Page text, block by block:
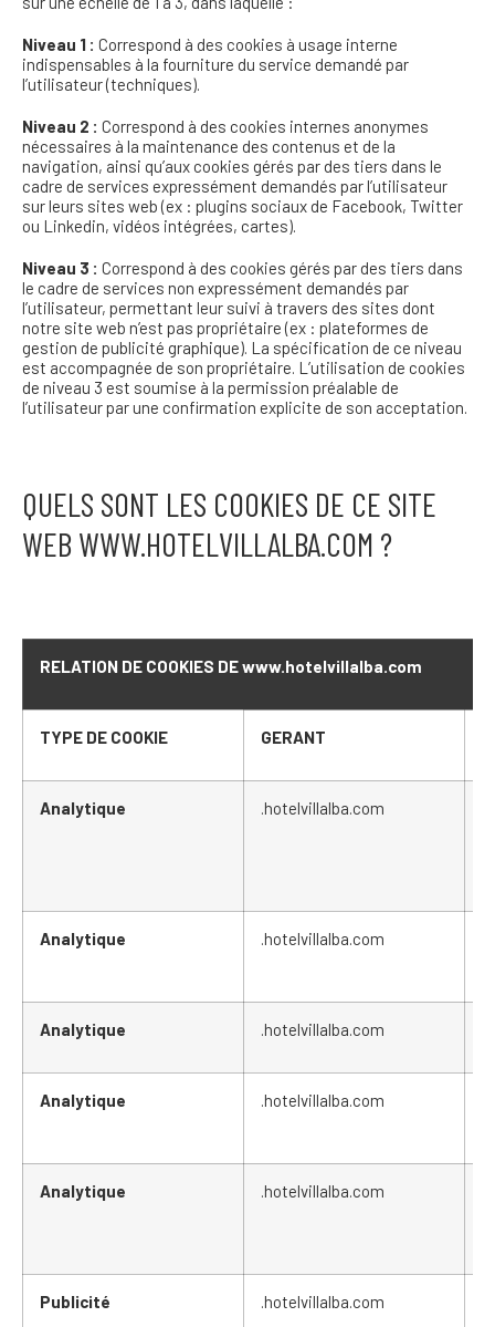
Niveau 1 : Correspond à des cookies à usage interne
indispensables à la fourniture du service demandé par
l’utilisateur (techniques).
Niveau 2 : Correspond à des cookies internes anonymes
nécessaires à la maintenance des contenus et de la
navigation, ainsi qu’aux cookies gérés par des tiers dans le
cadre de services expressément demandés par l’utilisateur
sur leurs sites web (ex : plugins sociaux de Facebook, Twitter
ou Linkedin, vidéos intégrées, cartes).
Niveau 3 : Correspond à des cookies gérés par des tiers dans
le cadre de services non expressément demandés par
l’utilisateur, permettant leur suivi à travers des sites dont
notre site web n’est pas propriétaire (ex : plateformes de
gestion de publicité graphique). La spécification de ce niveau
est accompagnée de son propriétaire. L’utilisation de cookies
de niveau 3 est soumise à la permission préalable de
l’utilisateur par une confirmation explicite de son acceptation.
QUELS SONT LES COOKIES DE CE SITE
WEB WWW.HOTELVILLALBA.COM ?
RELATION DE COOKIES DE www.hotelvillalba.com
TYPE DE COOKIE GERANT
Analytique .hotelvillalba.com
Analytique .hotelvillalba.com
Analytique .hotelvillalba.com
Analytique .hotelvillalba.com
Analytique .hotelvillalba.com
Publicité .hotelvillalba.com